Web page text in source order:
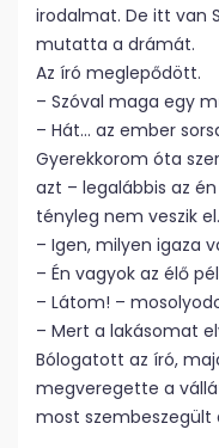
irodalmat. De itt van
mutatta a drámát.
Az író meglepődött.
– Szóval maga egy
– Hát… az ember
Gyerekkorom óta
azt – legalábbis az
tényleg nem veszik
– Igen, milyen igaza
– Én vagyok az élő
– Látom! –
– Mert a lakásomat
Bólogatott az író,
megveregette a
most szembeszegült